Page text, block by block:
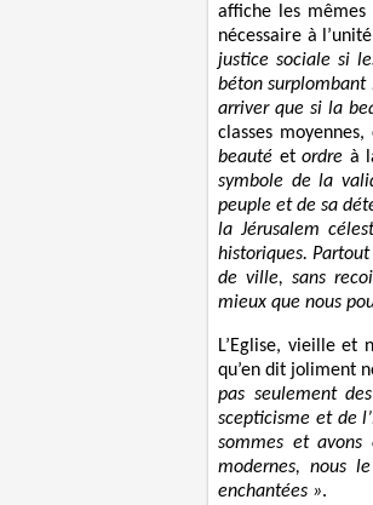
affiche les
nécessaire à
justice sociale si
béton surplombant
arriver que si la
classes
beauté etordre à
symbole de la
peuple et de sa
la Jérusalem
historiques.
de ville, sans
mieux que nous
L’Eglise, vieille
qu’en dit joliment
pas seulement
scepticisme et de
sommes et avons
modernes, nous
enchantées ».